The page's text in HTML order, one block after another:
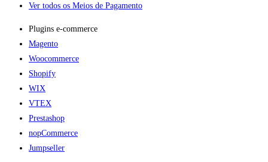
Ver todos os Meios de Pagamento
Plugins e-commerce​
Magento
Woocommerce
Shopify
WIX
VTEX
Prestashop
nopCommerce
Jumpseller